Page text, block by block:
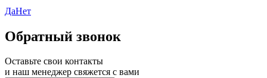
ДаНет
Обратный звонок
Оставьте свои контакты
и наш менеджер свяжется с вами